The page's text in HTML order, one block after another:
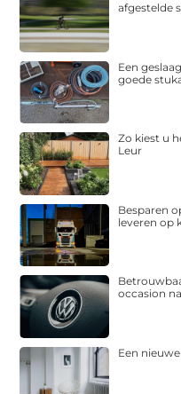
afgestelde
Een
goede
Zo kiest u
Leur
Besparen
leveren op
occasion
Een